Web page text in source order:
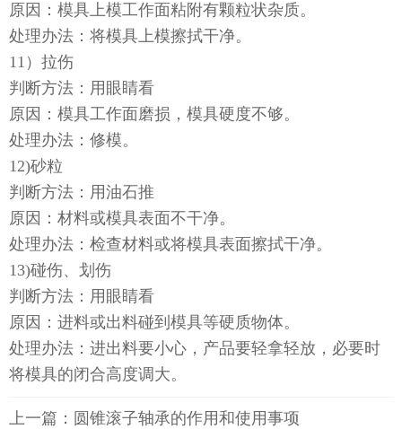
原因：模具上模工作面粘附有颗粒状杂质。
处理办法：将模具上模擦拭干净。
11）拉伤
判断方法：用眼睛看
原因：模具工作面磨损，模具硬度不够。
处理办法：修模。
12)砂粒
判断方法：用油石推
原因：材料或模具表面不干净。
处理办法：检查材料或将模具表面擦拭干净。
13)碰伤、划伤
判断方法：用眼睛看
原因：进料或出料碰到模具等硬质物体。
处理办法：进出料要小心，产品要轻拿轻放，必要时
将模具的闭合高度调大。
上一篇： 圆锥滚子轴承的作用和使用事项